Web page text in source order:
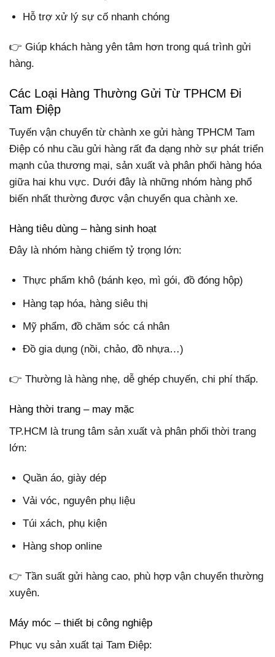
Hỗ trợ xử lý sự cố nhanh chóng
👉 Giúp khách hàng yên tâm hơn trong quá trình gửi
hàng.
Các Loại Hàng Thường Gửi Từ TPHCM Đi
Tam Điệp
Tuyến vận chuyển từ chành xe gửi hàng TPHCM Tam
Điệp có nhu cầu gửi hàng rất đa dạng nhờ sự phát triển
mạnh của thương mại, sản xuất và phân phối hàng hóa
giữa hai khu vực. Dưới đây là những nhóm hàng phổ
biến nhất thường được vận chuyển qua chành xe.
Hàng tiêu dùng – hàng sinh hoạt
Đây là nhóm hàng chiếm tỷ trọng lớn:
Thực phẩm khô (bánh kẹo, mì gói, đồ đóng hộp)
Hàng tạp hóa, hàng siêu thị
Mỹ phẩm, đồ chăm sóc cá nhân
Đồ gia dụng (nồi, chảo, đồ nhựa…)
👉 Thường là hàng nhẹ, dễ ghép chuyến, chi phí thấp.
Hàng thời trang – may mặc
TP.HCM là trung tâm sản xuất và phân phối thời trang
lớn:
Quần áo, giày dép
Vải vóc, nguyên phụ liệu
Túi xách, phụ kiện
Hàng shop online
👉 Tần suất gửi hàng cao, phù hợp vận chuyển thường
xuyên.
Máy móc – thiết bị công nghiệp
Phục vụ sản xuất tại Tam Điệp: